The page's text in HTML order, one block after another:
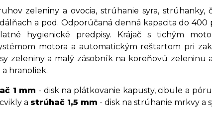
zeleniny a ovocia, strúhanie syra,
a pod. Odporúčaná denná kapacita do
hygienické predpisy. Krájač s tichým
motora a automatickým reštartom pri
zeleniny a malý zásobník na koreňovú zeleninu
hranoliek.
1 mm - disk na plátkovanie kapusty, cibule a
a strúhač 1,5 mm - disk na strúhanie mrkvy a